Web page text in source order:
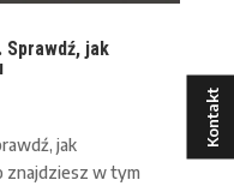
Sprawdź, jak
jak
znajdziesz w tym
Kontakt